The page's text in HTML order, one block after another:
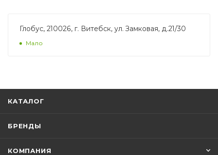
Глобус, 210026, г. Витебск, ул. Замковая, д.21/30
Мало
КАТАЛОГ
БРЕНДЫ
КОМПАНИЯ